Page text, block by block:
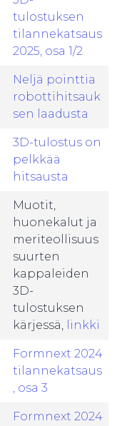
tulostuksen
tilannekatsaus
2025, osa 1/2
Neljä pointtia
robottihitsauk
sen laadusta
3D-tulostus on
pelkkää
hitsausta
Muotit,
huonekalut ja
meriteollisuus
suurten
kappaleiden
3D-
tulostuksen
kärjessä, linkki
Formnext 2024
tilannekatsaus
, osa 3
Formnext 2024